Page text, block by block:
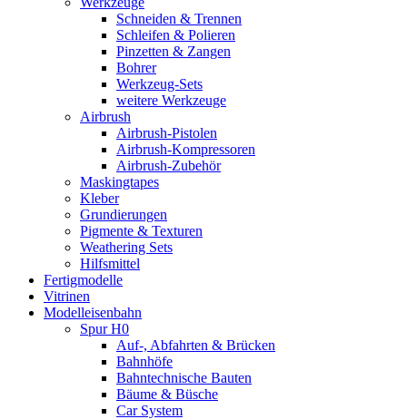
Schneiden & Trennen
Schleifen & Polieren
Pinzetten & Zangen
Bohrer
Werkzeug-Sets
weitere Werkzeuge
Airbrush
Airbrush-Pistolen
Airbrush-Kompressoren
Airbrush-Zubehör
Maskingtapes
Kleber
Grundierungen
Pigmente & Texturen
Weathering Sets
Hilfsmittel
Fertigmodelle
Vitrinen
Modelleisenbahn
Spur H0
Auf-, Abfahrten & Brücken
Bahnhöfe
Bahntechnische Bauten
Bäume & Büsche
Car System